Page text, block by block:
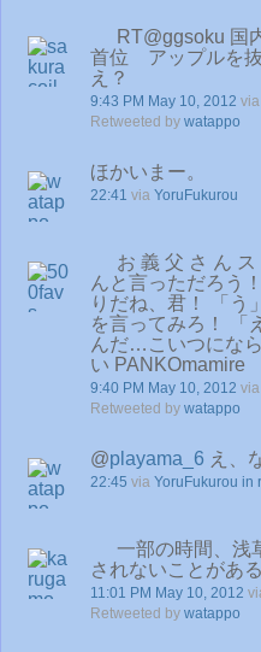
RT@ggsoku 国
首位 アップルを抜
え？
9:43 PM May 10, 2012 via
Retweeted by watappo
ほかいまー。
22:41 via YoruFukurou
お 義 父 さ ん
んと言っただろう
りだね、君！ 「う
を言ってみろ！ 「
んだ…こいつにな
い PANKOmamire
9:40 PM May 10, 2012 via
Retweeted by watappo
@playama_6 え、
22:45 via YoruFukurou in
一部の時間、浅
されないことがあ
11:01 PM May 10, 2012
Retweeted by watappo